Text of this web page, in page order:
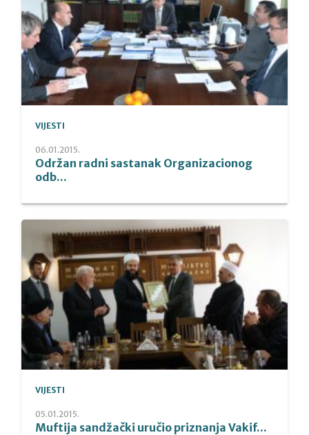
VIJESTI
06.01.2015.
Održan radni sastanak Organizacionog
odb...
VIJESTI
05.01.2015.
Muftija sandžački uručio priznanja Vakif...